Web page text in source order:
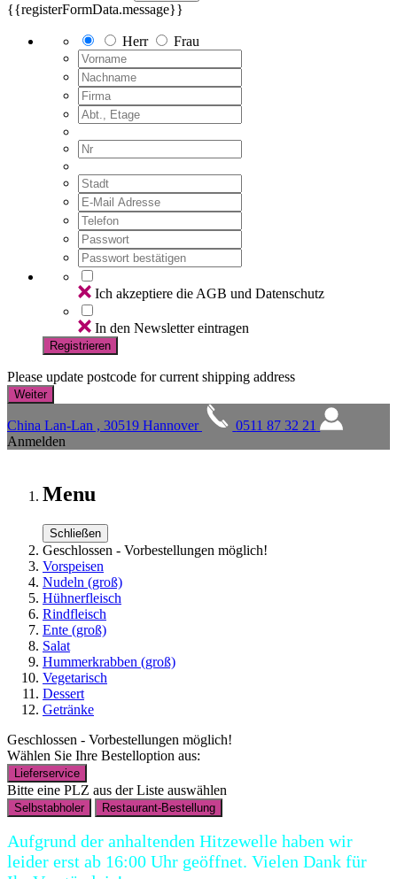
{{registerFormData.message}}
Herr Frau
Ich akzeptiere die AGB und Datenschutz
In den Newsletter eintragen
Registrieren
Please update postcode for current shipping address
China Lan-Lan , 30519 Hannover
0511 87 32 21
Anmelden
Menu
Schließen
Geschlossen - Vorbestellungen möglich!
Vorspeisen
Nudeln (groß)
Hühnerfleisch
Rindfleisch
Ente (groß)
Salat
Hummerkrabben (groß)
Vegetarisch
Dessert
Getränke
Geschlossen - Vorbestellungen möglich!
Wählen Sie Ihre Bestelloption aus:
Lieferservice
Bitte eine PLZ aus der Liste auswählen
Selbstabholer Restaurant-Bestellung
Aufgrund der anhaltenden Hitzewelle haben wir
leider erst ab 16:00 Uhr geöffnet. Vielen Dank für